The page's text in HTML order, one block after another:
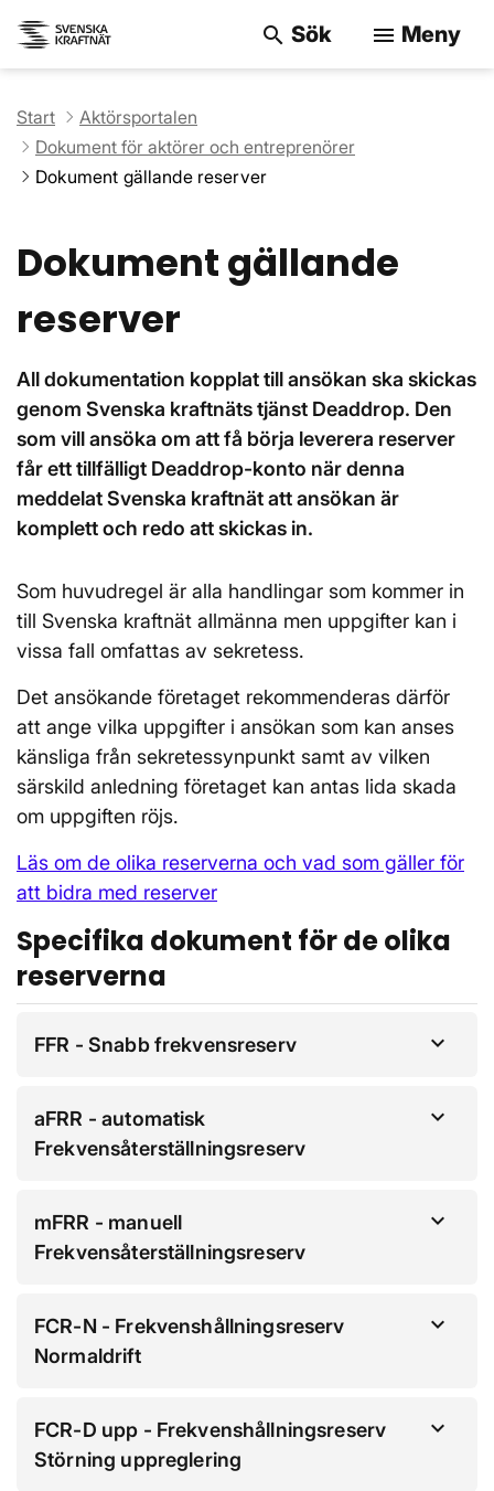
search Sök menu Meny
Start
Aktörsportalen
Dokument för aktörer och entreprenörer
Dokument gällande reserver
Dokument gällande
reserver
All dokumentation kopplat till ansökan ska skickas
genom Svenska kraftnäts tjänst Deaddrop. Den
som vill ansöka om att få börja leverera reserver
får ett tillfälligt Deaddrop-konto när denna
meddelat Svenska kraftnät att ansökan är
komplett och redo att skickas in.
Som huvudregel är alla handlingar som kommer in
till Svenska kraftnät allmänna men uppgifter kan i
vissa fall omfattas av sekretess.
Det ansökande företaget rekommenderas därför
att ange vilka uppgifter i ansökan som kan anses
känsliga från sekretessynpunkt samt av vilken
särskild anledning företaget kan antas lida skada
om uppgiften röjs.
Läs om de olika reserverna och vad som gäller för
att bidra med reserver
Specifika dokument för de olika
reserverna
FFR - Snabb frekvensreserv
aFRR - automatisk
Frekvensåterställningsreserv
mFRR - manuell
Frekvensåterställningsreserv
FCR-N - Frekvenshållningsreserv
Normaldrift
FCR-D upp - Frekvenshållningsreserv
Störning uppreglering